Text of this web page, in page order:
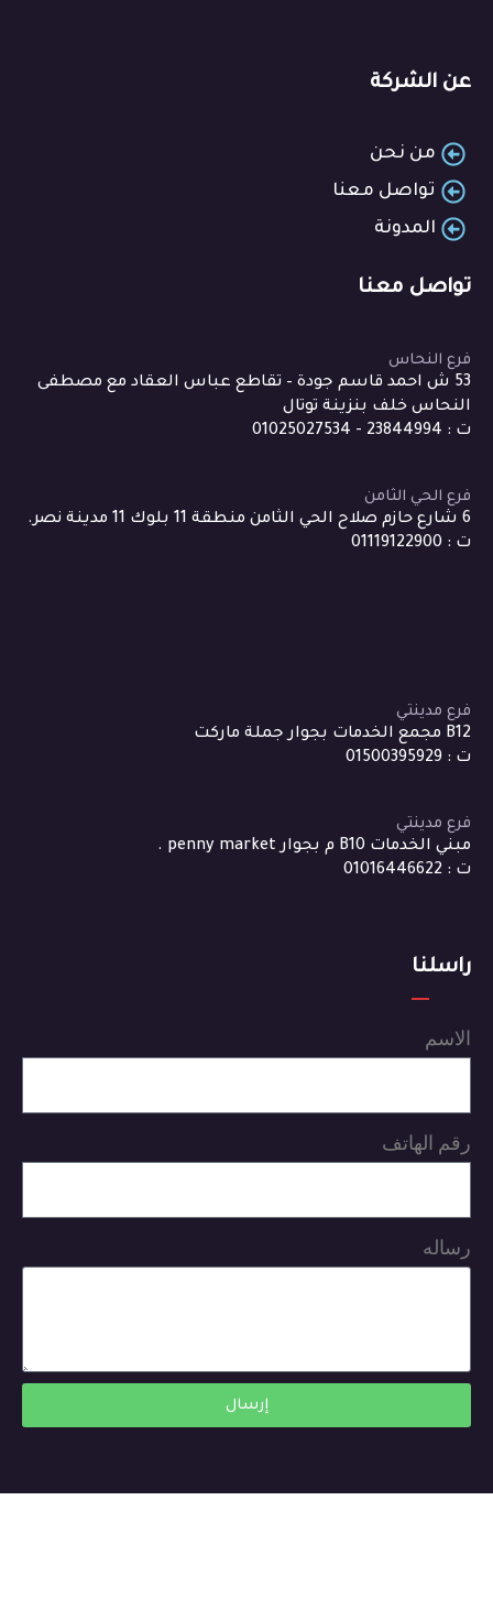
عن الشركة
من نحن
تواصل معنا
المدونة
تواصل معنا
فرع النحاس
53 ش احمد قاسم جودة – تقاطع عباس العقاد مع مصطفى
النحاس خلف بنزينة توتال
ت : 23844994 - 01025027534
فرع الحي الثامن
6 شارع حازم صلاح الحي الثامن منطقة 11 بلوك 11 مدينة نصر.
ت : 01119122900
فرع مدينتي
B12 مجمع الخدمات بجوار جملة ماركت
ت : 01500395929
فرع مدينتي
مبني الخدمات B10 م بجوار penny market .
ت : 01016446622
راسلنا
الاسم
رقم الهاتف
رساله
إرسال